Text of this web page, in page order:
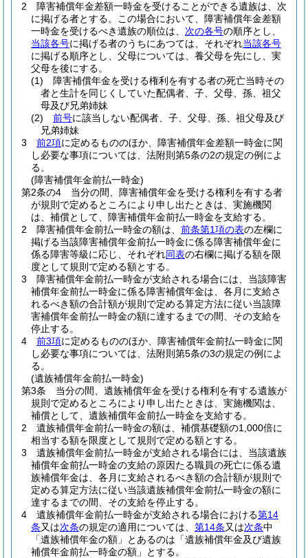
2
障害補償年金差額一時金を受けることができる遺族は、次
に掲げる者とする。
この場合において、障害補償年金差額
一時金を受けるべき遺族の順位は、 次の各号の順序とし、
当該各号に掲げる者のうちにあつては、それぞれ当該各号
に掲げる順序とし、父母については、養父母を先にし、実
父母を後にする。
(1)
障害補償年金を受ける権利を有する者の死亡当時その
者と生計を同じくしていた配偶者、子、父母、孫、祖父
母及び兄弟姉妹
(2)
前号に該当しない配偶者、子、父母、孫、祖父母及び
兄弟姉妹
3
前2項に定めるもののほか、障害補償年金差額一時金に関
し必要な事項については、法附則第5条の2の規定の例によ
る。
(障害補償年金前払一時金)
第2条の4
当分の間、障害補償年金を受ける権利を有する者
が規則で定めるところにより申し出たときは、実施機関
は、補償として、障害補償年金前払一時金を支給する。
2
障害補償年金前払一時金の額は、 前条第1項の表の左欄に
掲げる当該障害補償年金前払一時金に係る障害補償年金に
係る障害等級に応じ、それぞれ同表の右欄に掲げる額を限
度として規則で定める額とする。
3
障害補償年金前払一時金が支給される場合には、当該障害
補償年金前払一時金に係る障害補償年金は、各月に支給さ
れるべき額の合計額が規則で定める算定方法に従い当該障
害補償年金前払一時金の額に達するまでの間、その支給を
停止する。
4
前3項に定めるもののほか、障害補償年金前払一時金に関
し必要な事項については、法附則第5条の3の規定の例によ
る。
(遺族補償年金前払一時金)
第3条
当分の間、遺族補償年金を受ける権利を有する遺族が
規則で定めるところにより申し出たときは、実施機関は、
補償として、遺族補償年金前払一時金を支給する。
2
遺族補償年金前払一時金の額は、補償基礎額の1,000倍に
相当する額を限度として規則で定める額とする。
3
遺族補償年金前払一時金が支給される場合には、当該遺族
補償年金前払一時金の支給の原因たる職員の死亡に係る遺
族補償年金は、各月に支給されるべき額の合計額が規則で
定める算定方法に従い当該遺族補償年金前払一時金の額に
達するまでの間、その支給を停止する。
4
遺族補償年金前払一時金が支給される場合における第14
条又は次条の規定の適用については、 第14条又は次条中
「遺族補償年金の額」とあるのは「遺族補償年金及び遺族
補償年金前払一時金の額」とする。